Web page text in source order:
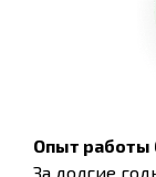
Опыт работы
За долгие